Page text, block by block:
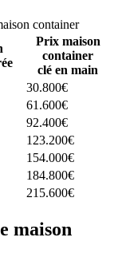
container
Prix maison
container
clé en main
30.800€
61.600€
92.400€
123.200€
154.000€
184.800€
215.600€
maison